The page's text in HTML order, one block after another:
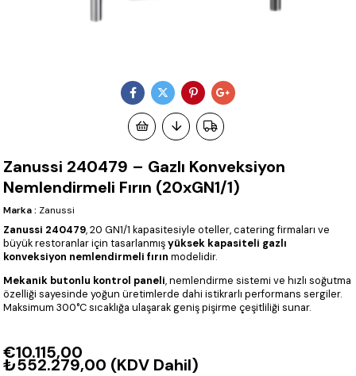
Zanussi 240479 – Gazlı Konveksiyon
Nemlendirmeli Fırın (20xGN1/1)
Marka : Zanussi
Zanussi 240479, 20 GN1/1 kapasitesiyle oteller, catering firmaları ve
büyük restoranlar için tasarlanmışyüksek kapasiteli gazlı
konveksiyon nemlendirmeli fırın modelidir.
Mekanik butonlu kontrol paneli, nemlendirme sistemi ve hızlı soğutma
özelliği sayesinde yoğun üretimlerde dahi istikrarlı performans sergiler.
Maksimum 300°C sıcaklığa ulaşarak geniş pişirme çeşitliliği sunar.
€10.115,00
₺552.279,00 (KDV Dahil)